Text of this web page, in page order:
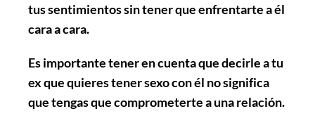
tus sentimientos sin tener que enfrentarte a él
cara a cara.
Es importante tener en cuenta que decirle a tu
ex que quieres tener sexo con él no significa
que tengas que comprometerte a una relación.